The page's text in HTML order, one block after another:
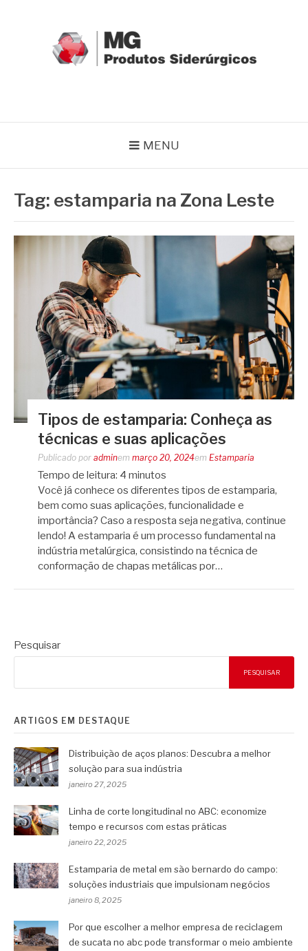
MENU
Tag: estamparia na Zona Leste
Tipos de estamparia: Conheça as
técnicas e suas aplicações
Publicado por adminem março 20, 2024em Estamparia
Tempo de leitura: 4 minutos
Você já conhece os diferentes tipos de estamparia,
bem como suas aplicações, funcionalidade e
importância? Caso a resposta seja negativa, continue
lendo! A estamparia é um processo fundamental na
indústria metalúrgica, consistindo na técnica de
conformação de chapas metálicas por…
Pesquisar
PESQUISAR
ARTIGOS EM DESTAQUE
Distribuição de aços planos: Descubra a melhor
solução para sua indústria
janeiro 27, 2025
Linha de corte longitudinal no ABC: economize
tempo e recursos com estas práticas
janeiro 22, 2025
Estamparia de metal em são bernardo do campo:
soluções industriais que impulsionam negócios
janeiro 8, 2025
Por que escolher a melhor empresa de reciclagem
de sucata no abc pode transformar o meio ambiente